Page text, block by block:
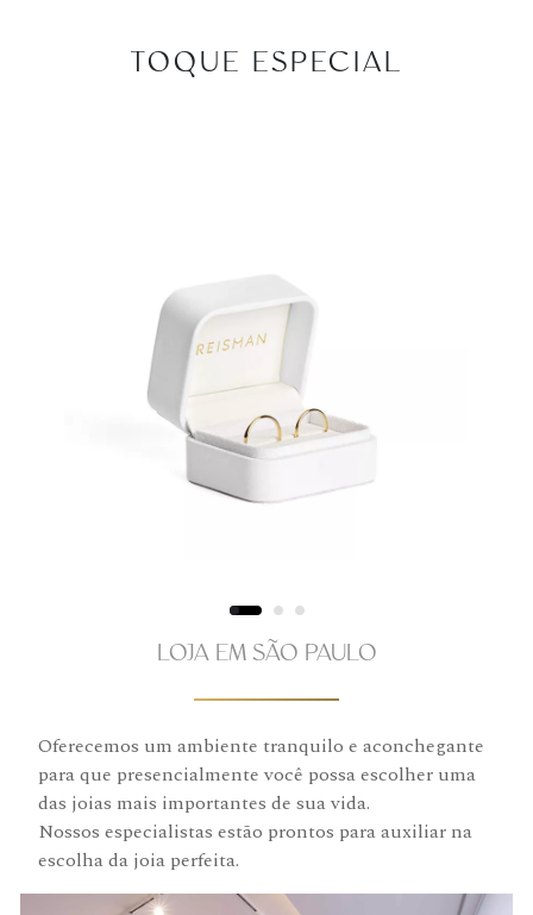
TOQUE ESPECIAL
LOJA EM SÃO PAULO
Oferecemos um ambiente tranquilo e aconchegante
para que presencialmente você possa escolher uma
das joias mais importantes de sua vida.
Nossos especialistas estão prontos para auxiliar na
escolha da joia perfeita.